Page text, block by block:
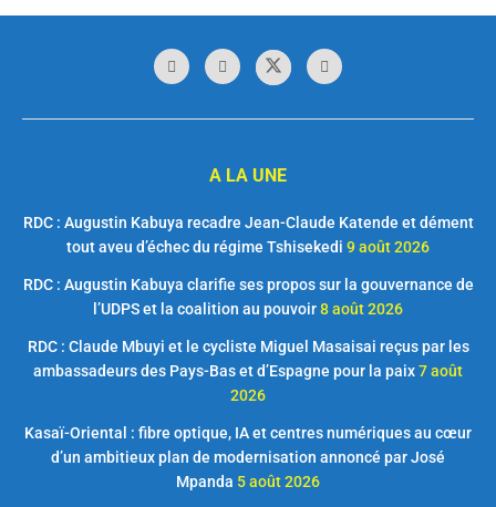
A LA UNE
RDC : Augustin Kabuya recadre Jean-Claude Katende et dément
tout aveu d’échec du régime Tshisekedi 9 août 2026
RDC : Augustin Kabuya clarifie ses propos sur la gouvernance de
l’UDPS et la coalition au pouvoir8 août 2026
RDC : Claude Mbuyi et le cycliste Miguel Masaisai reçus par les
ambassadeurs des Pays-Bas et d’Espagne pour la paix7 août
2026
Kasaï-Oriental : fibre optique, IA et centres numériques au cœur
d’un ambitieux plan de modernisation annoncé par José
Mpanda 5 août 2026